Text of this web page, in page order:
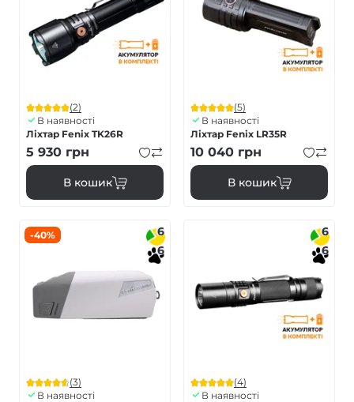
(2)
В наявності
Ліхтар Fenix TK26R
5 930 грн
В кошик
(5)
В наявності
Ліхтар Fenix LR35R
10 040 грн
В кошик
-40%
6
6
(3)
В наявності
6
6
(4)
В наявності